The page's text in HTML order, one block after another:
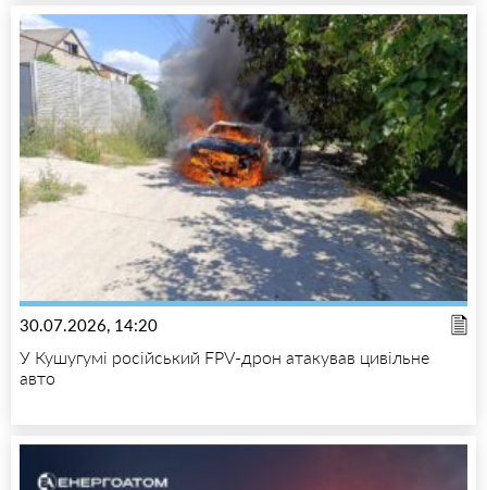
30.07.2026, 14:20
У Кушугумі російський FPV-дрон атакував цивільне
авто